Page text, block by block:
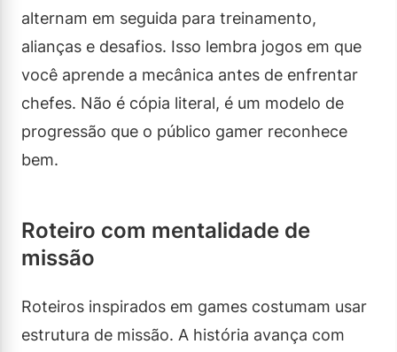
alternam em seguida para treinamento,
alianças e desafios. Isso lembra jogos em que
você aprende a mecânica antes de enfrentar
chefes. Não é cópia literal, é um modelo de
progressão que o público gamer reconhece
bem.
Roteiro com mentalidade de
missão
Roteiros inspirados em games costumam usar
estrutura de missão. A história avança com